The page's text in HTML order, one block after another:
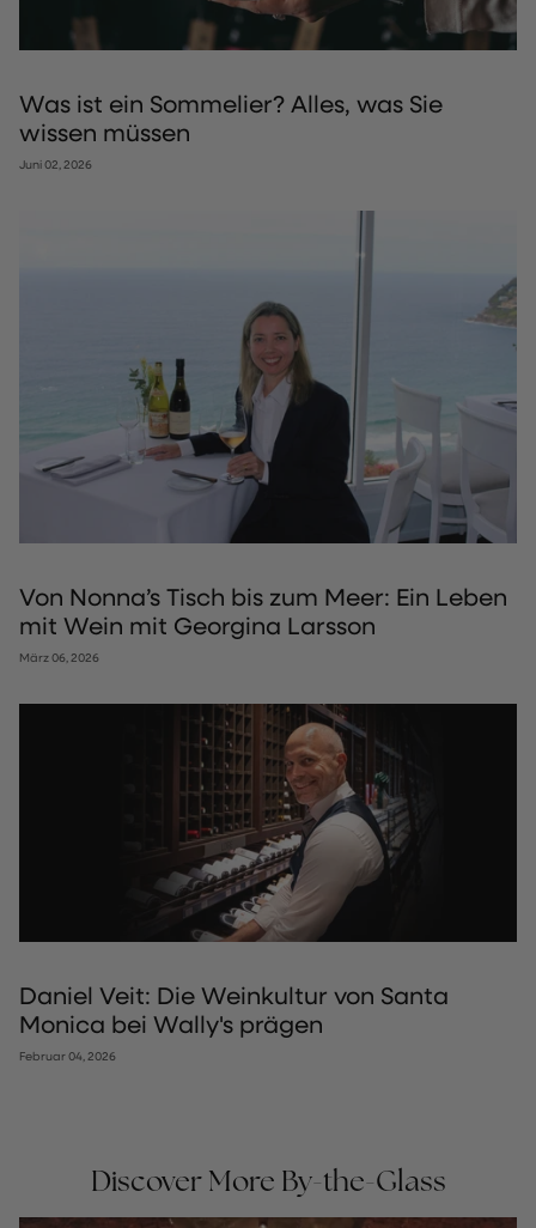
Was ist ein Sommelier? Alles, was Sie
wissen müssen
Juni 02, 2026
Von Nonna’s Tisch bis zum Meer: Ein Leben
mit Wein mit Georgina Larsson
März 06, 2026
Daniel Veit: Die Weinkultur von Santa
Monica bei Wally's prägen
Februar 04, 2026
Discover More By-the-Glass